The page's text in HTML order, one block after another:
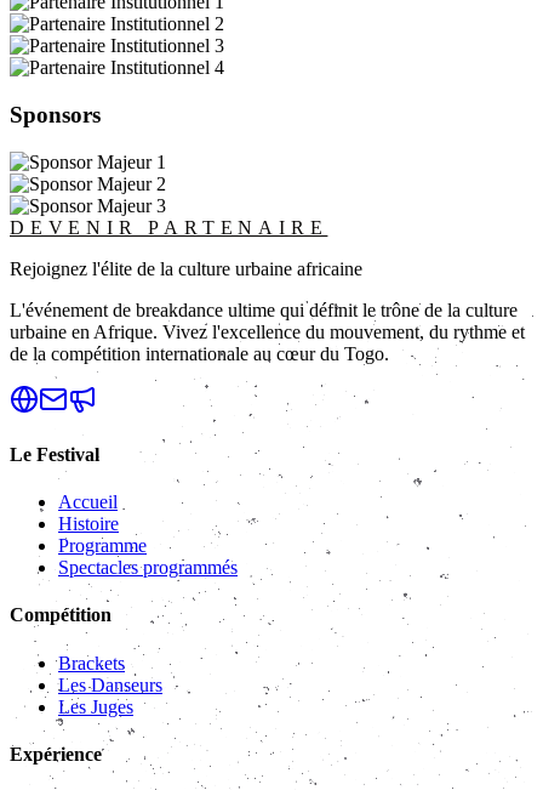
Sponsors
DEVENIR PARTENAIRE
Rejoignez l'élite de la culture urbaine africaine
L'événement de breakdance ultime qui définit le trône de la culture
urbaine en Afrique. Vivez l'excellence du mouvement, du rythme et
de la compétition internationale au cœur du Togo.
Le Festival
Accueil
Histoire
Programme
Spectacles programmés
Compétition
Brackets
Les Danseurs
Les Juges
Expérience